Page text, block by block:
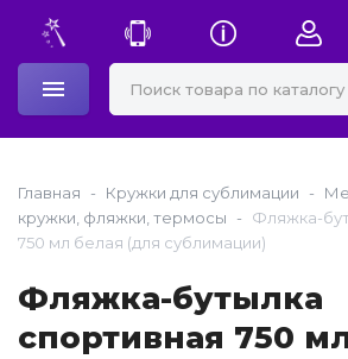
Главная Кружки для сублимации
кружки, фляжки, термосы
Фляжка-
750 мл белая (для сублимации)
Фляжка-бутылка
спортивная 750